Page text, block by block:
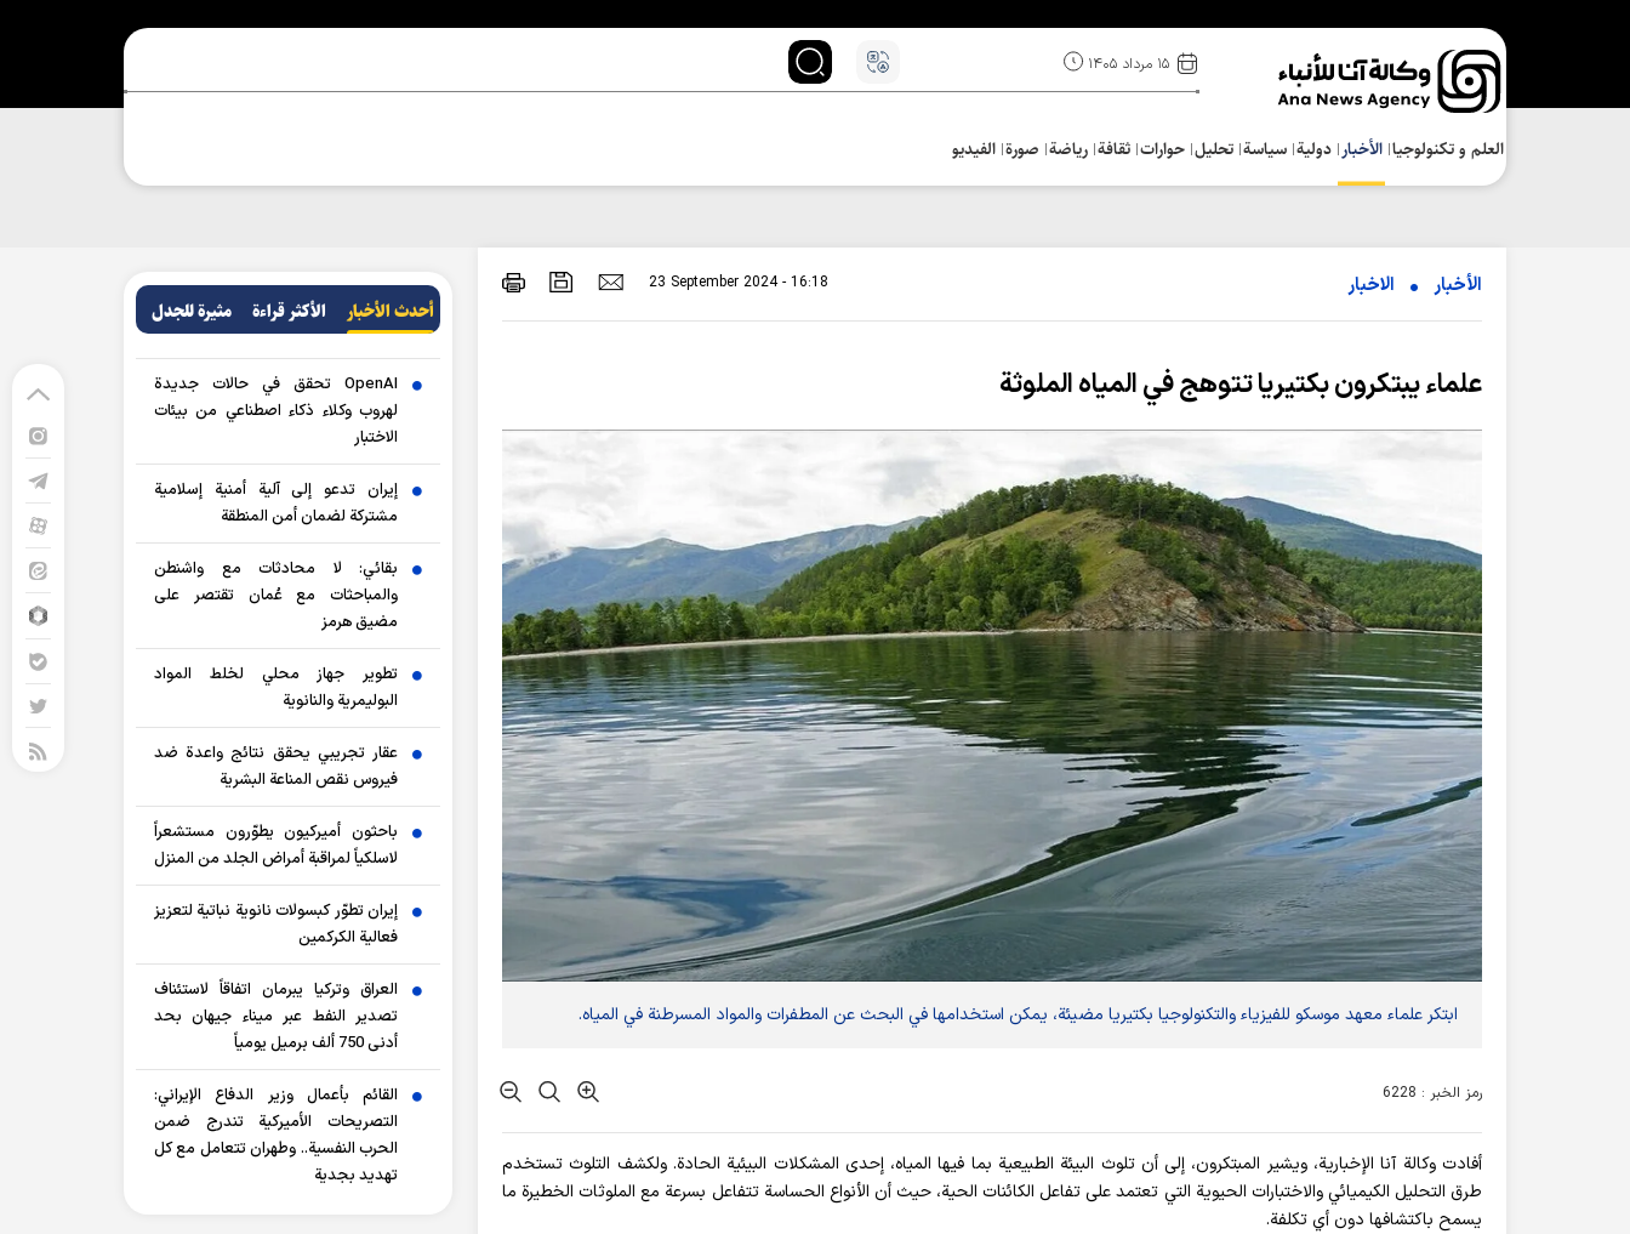
۱۵ مرداد ۱۴۰۵
العلم و تکنولوجیا الأخبار دولية سياسة تحلیل حوارات ثقافة رياضة صورة الفيديو
الأخبار الاخبار 23 September 2024 - 16:18
علماء يبتكرون بكتيريا تتوهج في المياه الملوثة
ابتكر علماء معهد موسكو للفيزياء والتكنولوجيا بكتيريا مضيئة، يمكن استخدامها في البحث عن المطفرات والمواد المسرطنة في المياه.
رمز الخبر : 6228
أفادت وکالة آنا الإخباریة، ويشير المبتكرون، إلى أن تلوث البيئة الطبيعية بما فيها المياه، إحدى المشكلات البيئية الحادة. ولكشف التلوث تستخدم
طرق التحليل الكيميائي والاختبارات الحيوية التي تعتمد على تفاعل الكائنات الحية، حيث أن الأنواع الحساسة تتفاعل بسرعة مع الملوثات الخطيرة ما
يسمح باكتشافها دون أي تكلفة.
أحدث الأخبار الأکثر قراءة مثيرة للجدل
OpenAI تحقق في حالات جديدة
لهروب وكلاء ذكاء اصطناعي من بيئات
الاختبار
إيران تدعو إلى آلية أمنية إسلامية
مشتركة لضمان أمن المنطقة
بقائي: لا محادثات مع واشنطن
والمباحثات مع عُمان تقتصر على
مضيق هرمز
تطوير جهاز محلي لخلط المواد
البوليمرية والنانوية
عقار تجريبي يحقق نتائج واعدة ضد
فيروس نقص المناعة البشرية
باحثون أميركيون يطوّرون مستشعراً
لاسلكياً لمراقبة أمراض الجلد من المنزل
إيران تطوّر كبسولات نانوية نباتية لتعزيز
فعالية الكركمين
العراق وتركيا يبرمان اتفاقاً لاستئناف
تصدير النفط عبر ميناء جيهان بحد
أدنى 750 ألف برميل يومياً
القائم بأعمال وزير الدفاع الإيراني:
التصريحات الأميركية تندرج ضمن
الحرب النفسية.. وطهران تتعامل مع كل
تهديد بجدية